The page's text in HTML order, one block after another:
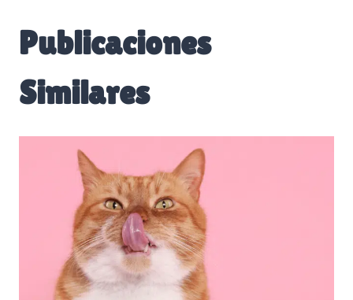
Publicaciones
Similares